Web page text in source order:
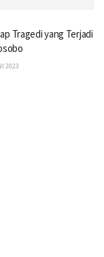
Tragedi yang Terjadi
2023